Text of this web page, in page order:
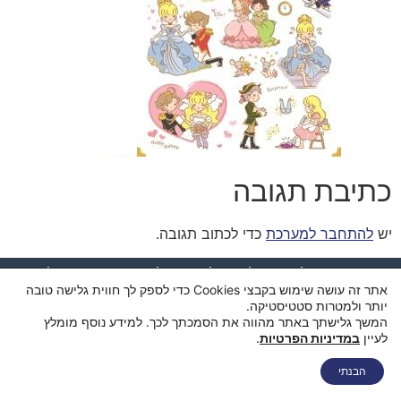
כתיבת תגובה
יש להתחבר למערכת כדי לכתוב תגובה.
מדיניות פרטיות מדיניות משלוחים הצהרת נגישות צור קשר
אתר זה עושה שימוש בקבצי Cookies כדי לספק לך חווית גלישה טובה
יותר ולמטרות סטטיסטיקה.
המשך גלישתך באתר מהווה את הסמכתך לכך. למידע נוסף מומלץ
לעיין במדיניות הפרטיות.
הבנתי